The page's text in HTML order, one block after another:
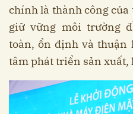
chính là thành công
giữ vững môi trường
toàn, ổn định và thuận
tâm phát triển sản